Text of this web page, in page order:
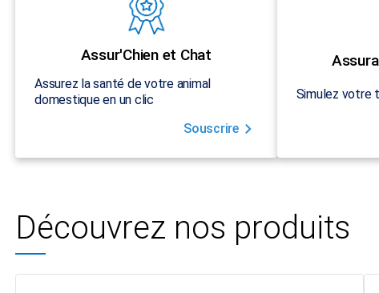
Assur'Chien et Chat
Assurez la santé de votre animal
domestique en un clic
Souscrire
Simulez votre
Découvrez nos produits